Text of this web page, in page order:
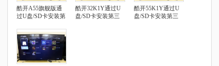
酷开A55旗舰版通
过U盘/SD卡安装第
酷开32K1Y通过U
盘/SD卡安装第三
酷开55K1Y通过U
盘/SD卡安装第三